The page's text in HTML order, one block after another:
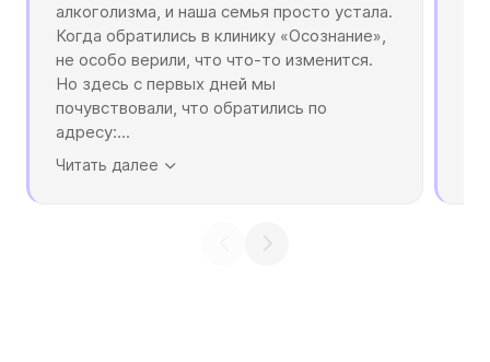
алкоголизма, и наша семья просто устала.
Когда обратились в клинику «Осознание»,
не особо верили, что что-то изменится.
Но здесь с первых дней мы
почувствовали, что обратились по
адресу:...
Читать далее